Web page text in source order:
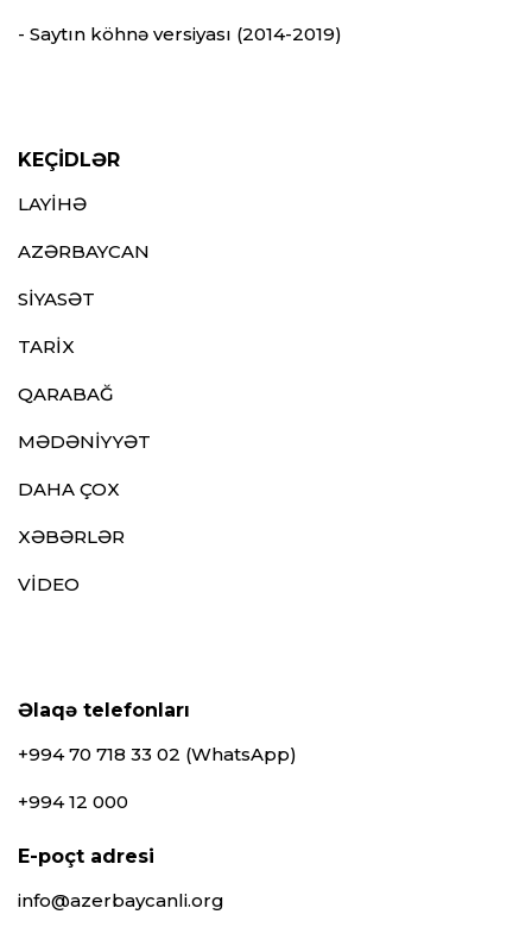
- Saytın köhnə versiyası (2014-2019)
KEÇİDLƏR
LAYİHƏ
AZƏRBAYCAN
SİYASƏT
TARİX
QARABAĞ
MƏDƏNİYYƏT
DAHA ÇOX
XƏBƏRLƏR
VİDEO
Əlaqə telefonları
+994 70 718 33 02 (WhatsApp)
+994 12 000
E-poçt adresi
info@azerbaycanli.org